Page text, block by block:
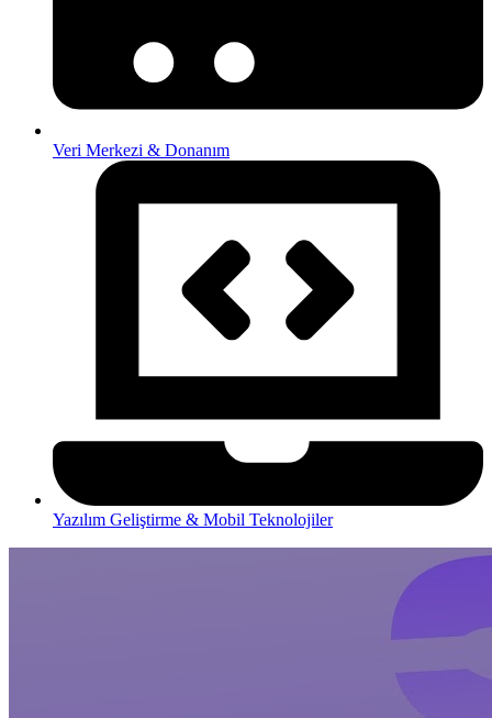
Veri Merkezi & Donanım
Yazılım Geliştirme & Mobil Teknolojiler